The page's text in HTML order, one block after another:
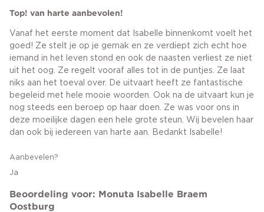
Top! van harte aanbevolen!
Vanaf het eerste moment dat Isabelle binnenkomt voelt het
goed! Ze stelt je op je gemak en ze verdiept zich echt hoe
iemand in het leven stond en ook de naasten verliest ze niet
uit het oog. Ze regelt vooraf alles tot in de puntjes. Ze laat
niks aan het toeval over. De uitvaart heeft ze fantastische
begeleid met hele mooie woorden. Ook na de uitvaart kun je
nog steeds een beroep op haar doen. Ze was voor ons in
deze moeilijke dagen een hele grote steun. Wij bevelen haar
dan ook bij iedereen van harte aan. Bedankt Isabelle!
Aanbevelen?
Ja
Beoordeling voor: Monuta Isabelle Braem
Oostburg